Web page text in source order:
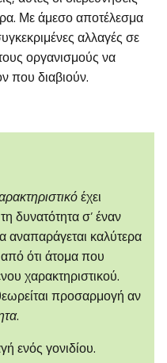
Με άμεσο αποτέλεσμα
αλλαγές σε
οργανισμούς να
που διαβιούν.
έχει
δυνατότητα σ’ έναν
αναπαράγεται καλύτερα
ότι άτομα που
χαρακτηριστικού.
προσαρμογή αν
.
ενός γονιδίου.